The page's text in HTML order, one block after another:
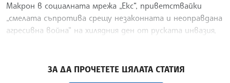
Макрон в социалната мрежа „Екс“, приветствайки
„смелата съпротива срещу незаконната и неоправдана
агресивна война“ на хилядния ден от руската инвазия,
ЗА ДА ПРОЧЕТЕТЕ ЦЯЛАТА СТАТИЯ